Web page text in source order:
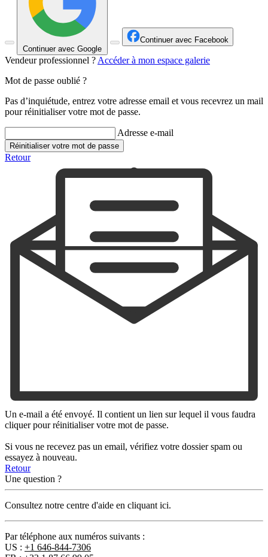
Continuer avec Google
Continuer avec Facebook
Vendeur professionnel ? Accéder à mon espace galerie
Mot de passe oublié ?
Pas d’inquiétude, entrez votre adresse email et vous recevrez un mail
pour réinitialiser votre mot de passe.
Adresse e-mail
Réinitialiser votre mot de passe
Retour
Un e-mail a été envoyé. Il contient un lien sur lequel il vous faudra
cliquer pour réinitialiser votre mot de passe.
Si vous ne recevez pas un email, vérifiez votre dossier spam ou
essayez à nouveau.
Retour
Une question ?
Consultez notre centre d'aide en cliquant ici.
Par téléphone aux numéros suivants :
US : +1 646-844-7306